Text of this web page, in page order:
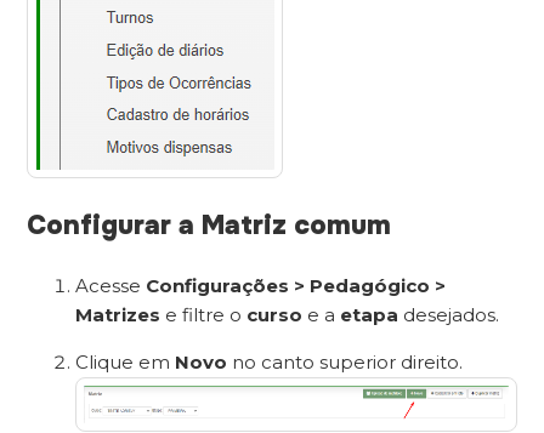
Configurar a Matriz comum
Acesse Configurações > Pedagógico >
Matrizes e filtre o curso e a etapa desejados.
Clique em Novo no canto superior direito.